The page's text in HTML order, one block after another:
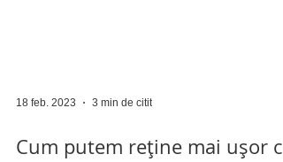
18 feb. 2023 3 min de citit